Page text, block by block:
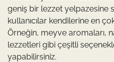
geniş bir lezzet yelpazesine
kullanıcılar kendilerine en
Örneğin, meyve aromaları,
lezzetleri gibi çeşitli
yapabilirsiniz.